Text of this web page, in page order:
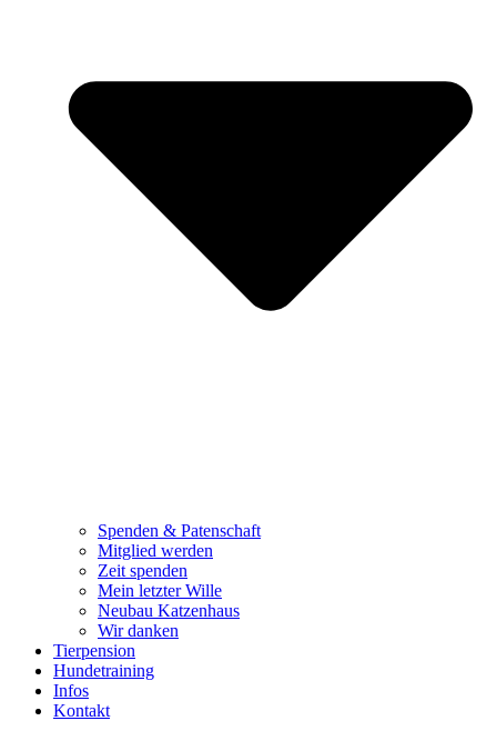
Spenden & Patenschaft
Mitglied werden
Zeit spenden
Mein letzter Wille
Neubau Katzenhaus
Wir danken
Tierpension
Hundetraining
Infos
Kontakt